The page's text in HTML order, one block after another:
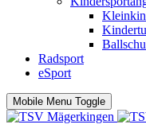
Radsport
eSport
Mobile Menu Toggle